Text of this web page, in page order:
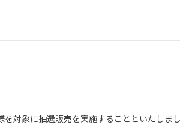
対象に抽選販売を実施することといたしま